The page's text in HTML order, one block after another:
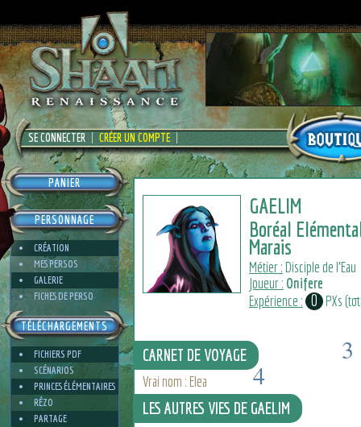
SE CONNECTER CRÉER UN COMPTE
PANIER
PERSONNAGE
CRÉATION
MES PERSOS
GALERIE
FICHES DE PERSO
TÉLÉCHARGEMENTS
FICHIERS PDF
SCÉNARIOS
PRINCES ÉLÉMENTAIRES
RÉZO
PARTAGE
GAELIM
Boréal
Marais
Métier : Disciple de l'Eau
Joueur : Onifere
Expérience : 0 PXs
4
3
CARNET DE VOYAGE
Vrai nom : Elea
LES AUTRES VIES DE GAELIM